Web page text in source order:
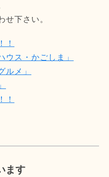
せ下さい。
！
ウス・かごしま」
ルメ」
！
ます